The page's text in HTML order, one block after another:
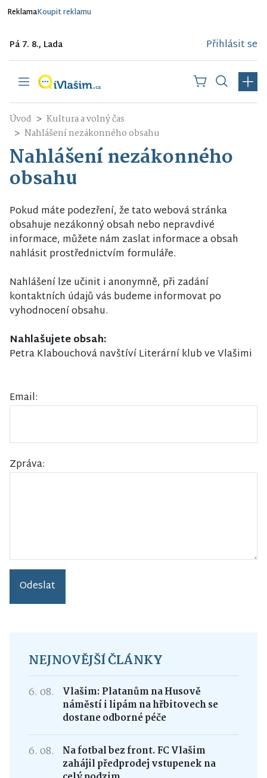
ReklamaKoupit reklamu
Pá 7. 8., Lada Přihlásit se
Úvod
Kultura a volný čas
Nahlášení nezákonného obsahu
Nahlášení nezákonného
obsahu
Pokud máte podezření, že tato webová stránka
obsahuje nezákonný obsah nebo nepravdivé
informace, můžete nám zaslat informace a obsah
nahlásit prostřednictvím formuláře.
Nahlášení lze učinit i anonymně, při zadání
kontaktních údajů vás budeme informovat po
vyhodnocení obsahu.
Nahlašujete obsah:
Petra Klabouchová navštíví Literární klub ve Vlašimi
Email:
Zpráva:
Odeslat
NEJNOVĚJŠÍ ČLÁNKY
6. 08.
Vlašim: Platanům na Husově
náměstí i lipám na hřbitovech se
dostane odborné péče
6. 08.
Na fotbal bez front. FC Vlašim
zahájil předprodej vstupenek na